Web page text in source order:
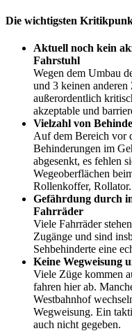
Die wichtigsten
Aktuell noch kein
Fahrstuhl
Wegen dem Umbau
und 3 keinen anderen
außerordentlich
akzeptable und
Vielzahl von
Auf dem Bereich vor
Behinderungen im
abgesenkt, es fehlen
Wegeoberflächen
Rollenkoffer, Rollator.
Gefährdung durch
Fahrräder
Viele Fahrräder
Zugänge und sind
Sehbehinderte eine
Keine Wegweisung
Viele Züge kommen
fahren hier ab.
Westbahnhof
Wegweisung. Ein
auch nicht gegeben.